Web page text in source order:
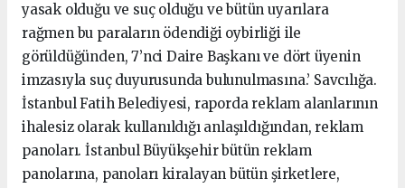
yasak olduğu ve suç olduğu ve bütün uyarılara
rağmen bu paraların ödendiği oybirliği ile
görüldüğünden, 7’nci Daire Başkanı ve dört üyenin
imzasıyla suç duyurusunda bulunulmasına.’ Savcılığa.
İstanbul Fatih Belediyesi, raporda reklam alanlarının
ihalesiz olarak kullanıldığı anlaşıldığından, reklam
panoları. İstanbul Büyükşehir bütün reklam
panolarına, panoları kiralayan bütün şirketlere,